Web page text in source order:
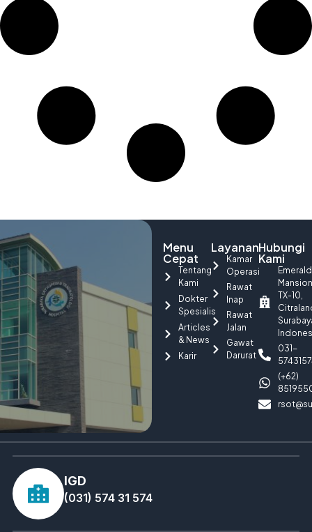
Menu
Cepat
Tentang
Kami
Dokter
Spesialis
Articles
& News
Karir
Layanan
Kamar
Operasi
Rawat
Inap
Rawat
Jalan
Gawat
Darurat
Hubungi
Kami
Emerald
Mansion
TX-10,
031-
(+62)
IGD
(031) 574 31 574